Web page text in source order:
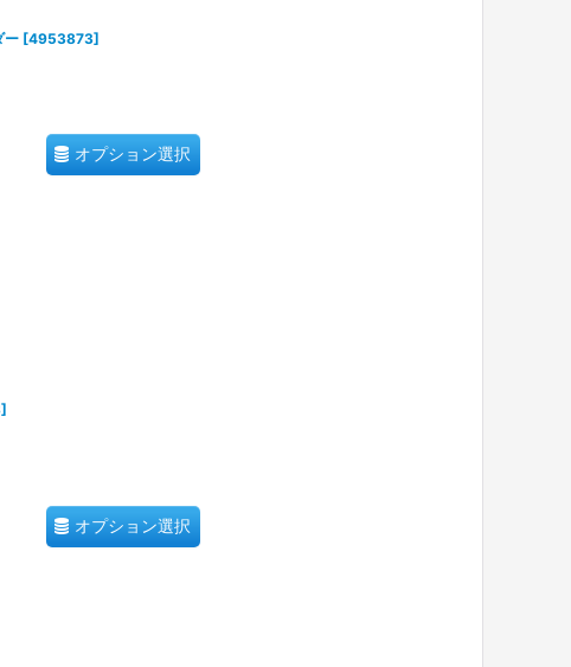
ー [4953873]
オプション選択
]
オプション選択